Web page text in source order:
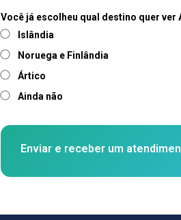
Você já escolheu qual destino quer ver
Islândia
Noruega e Finlândia
Ártico
Ainda não